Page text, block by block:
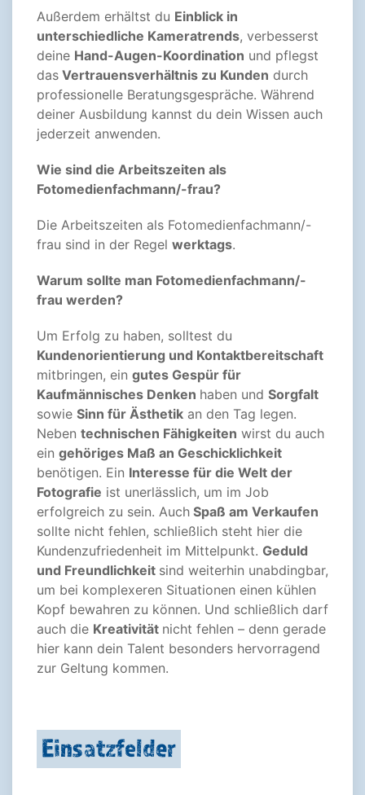
Außerdem erhältst du Einblick in
unterschiedliche Kameratrends, verbesserst
deine Hand-Augen-Koordination und pflegst
das Vertrauensverhältnis zu Kunden durch
professionelle Beratungsgespräche. Während
deiner Ausbildung kannst du dein Wissen auch
jederzeit anwenden.
Wie sind die Arbeitszeiten als
Fotomedienfachmann/-frau?
Die Arbeitszeiten als Fotomedienfachmann/-
frau sind in der Regel werktags.
Warum sollte man Fotomedienfachmann/-
frau werden?
Um Erfolg zu haben, solltest du
Kundenorientierung und Kontaktbereitschaft
mitbringen, ein gutes Gespür für
Kaufmännisches Denken haben und Sorgfalt
sowie Sinn für Ästhetik an den Tag legen.
Neben technischen Fähigkeiten wirst du auch
ein gehöriges Maß an Geschicklichkeit
benötigen. Ein Interesse für die Welt der
Fotografie ist unerlässlich, um im Job
erfolgreich zu sein. Auch Spaß am Verkaufen
sollte nicht fehlen, schließlich steht hier die
Kundenzufriedenheit im Mittelpunkt. Geduld
und Freundlichkeit sind weiterhin unabdingbar,
um bei komplexeren Situationen einen kühlen
Kopf bewahren zu können. Und schließlich darf
auch die Kreativität nicht fehlen – denn gerade
hier kann dein Talent besonders hervorragend
zur Geltung kommen.
Einsatzfelder